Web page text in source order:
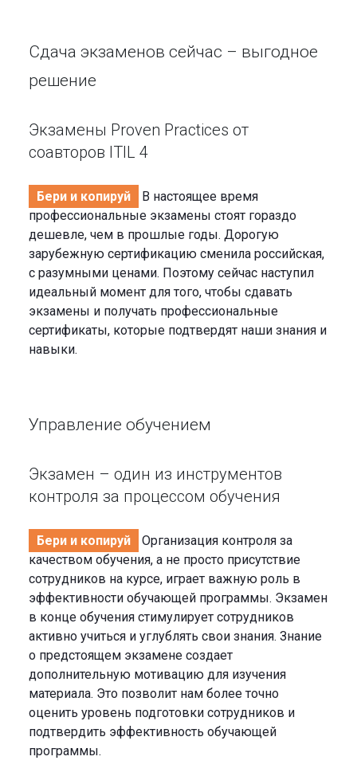
Сдача экзаменов сейчас – выгодное
решение
Экзамены Proven Practices от
соавторов ITIL 4
Бери и копируй
В настоящее время
профессиональные экзамены стоят гораздо
дешевле, чем в прошлые годы. Дорогую
зарубежную сертификацию сменила российская,
с разумными ценами. Поэтому сейчас наступил
идеальный момент для того, чтобы сдавать
экзамены и получать профессиональные
сертификаты, которые подтвердят наши знания и
навыки.
Управление обучением
Экзамен – один из инструментов
контроля за процессом обучения
Бери и копируй
Организация контроля за
качеством обучения, а не просто присутствие
сотрудников на курсе, играет важную роль в
эффективности обучающей программы. Экзамен
в конце обучения стимулирует сотрудников
активно учиться и углублять свои знания. Знание
о предстоящем экзамене создает
дополнительную мотивацию для изучения
материала. Это позволит нам более точно
оценить уровень подготовки сотрудников и
подтвердить эффективность обучающей
программы.